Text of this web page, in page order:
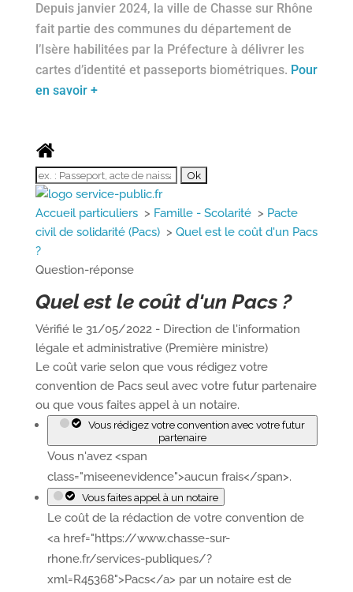
Depuis janvier 2024, la ville de Chasse sur Rhône
fait partie des communes du département de
l’Isère habilitées par la Préfecture à délivrer les
cartes d’identité et passeports biométriques. Pour
en savoir +
Accueil particuliers > Famille - Scolarité > Pacte
civil de solidarité (Pacs) > Quel est le coût d'un Pacs
?
Question-réponse
Quel est le coût d'un Pacs ?
Vérifié le 31/05/2022 - Direction de l'information
légale et administrative (Première ministre)
Le coût varie selon que vous rédigez votre
convention de Pacs seul avec votre futur partenaire
ou que vous faites appel à un notaire.
Vous rédigez votre convention avec votre futur
partenaire
Vous n'avez <span
class="miseenevidence">aucun frais</span>.
Vous faites appel à un notaire
Le coût de la rédaction de votre convention de
<a href="https://www.chasse-sur-
rhone.fr/services-publiques/?
xml=R45368">Pacs</a> par un notaire est de